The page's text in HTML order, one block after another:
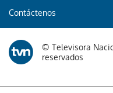
Contáctenos
© Televisora
reservados